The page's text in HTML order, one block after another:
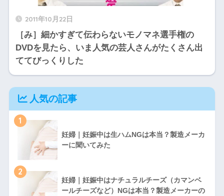
2011年10月22日
［み］細かすぎて伝わらないモノマネ選手権の
DVDを見たら、いま人気の芸人さんがたくさん出
ててびっくりした
人気の記事
1
妊婦｜妊娠中は生ハムNGは本当？製造メーカ
ーに聞いてみた
2
妊婦｜妊娠中はナチュラルチーズ（カマンベ
ールチーズなど）NGは本当？製造メーカーの